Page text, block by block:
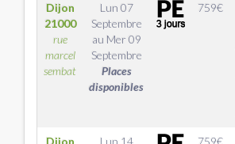
Dijon
21000
rue
marcel
sembat
Lun 07
Septembre
au Mer 09
Septembre
Places
disponibles
759€
Dijon
Lun 14
759€